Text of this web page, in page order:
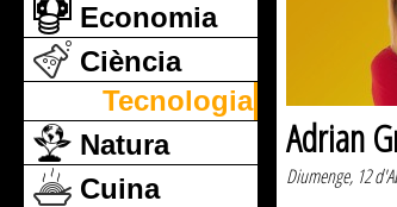
Economia
Ciència
Tecnologia
Natura
Cuina
Adrian
Diumenge, 12